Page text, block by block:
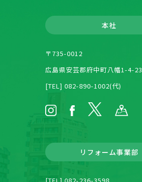
本社
〒735-0012
広島県安芸郡府中町八幡1-4-23
[TEL] 082-890-1002(代)
リフォーム事業部